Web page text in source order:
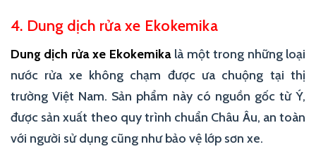
4. Dung dịch rửa xe Ekokemika
Dung dịch rửa xe Ekokemikalà một trong những loại
nước rửa xe không chạm được ưa chuộng tại thị
trường Việt Nam. Sản phẩm này có nguồn gốc từ Ý,
được sản xuất theo quy trình chuẩn Châu Âu, an toàn
với người sử dụng cũng như bảo vệ lớp sơn xe.